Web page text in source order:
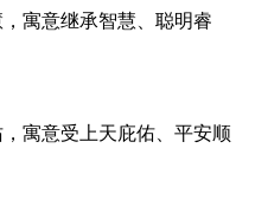
寓意继承智慧、聪明睿
寓意受上天庇佑、平安顺